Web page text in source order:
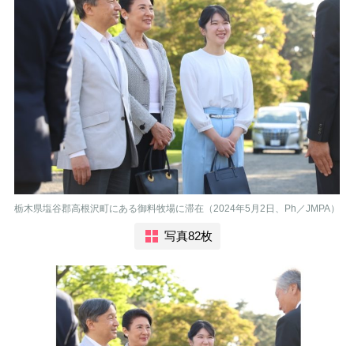
栃木県塩谷郡高根沢町にある御料牧場に滞在（2024年5月2日、Ph／JMPA）
写真82枚